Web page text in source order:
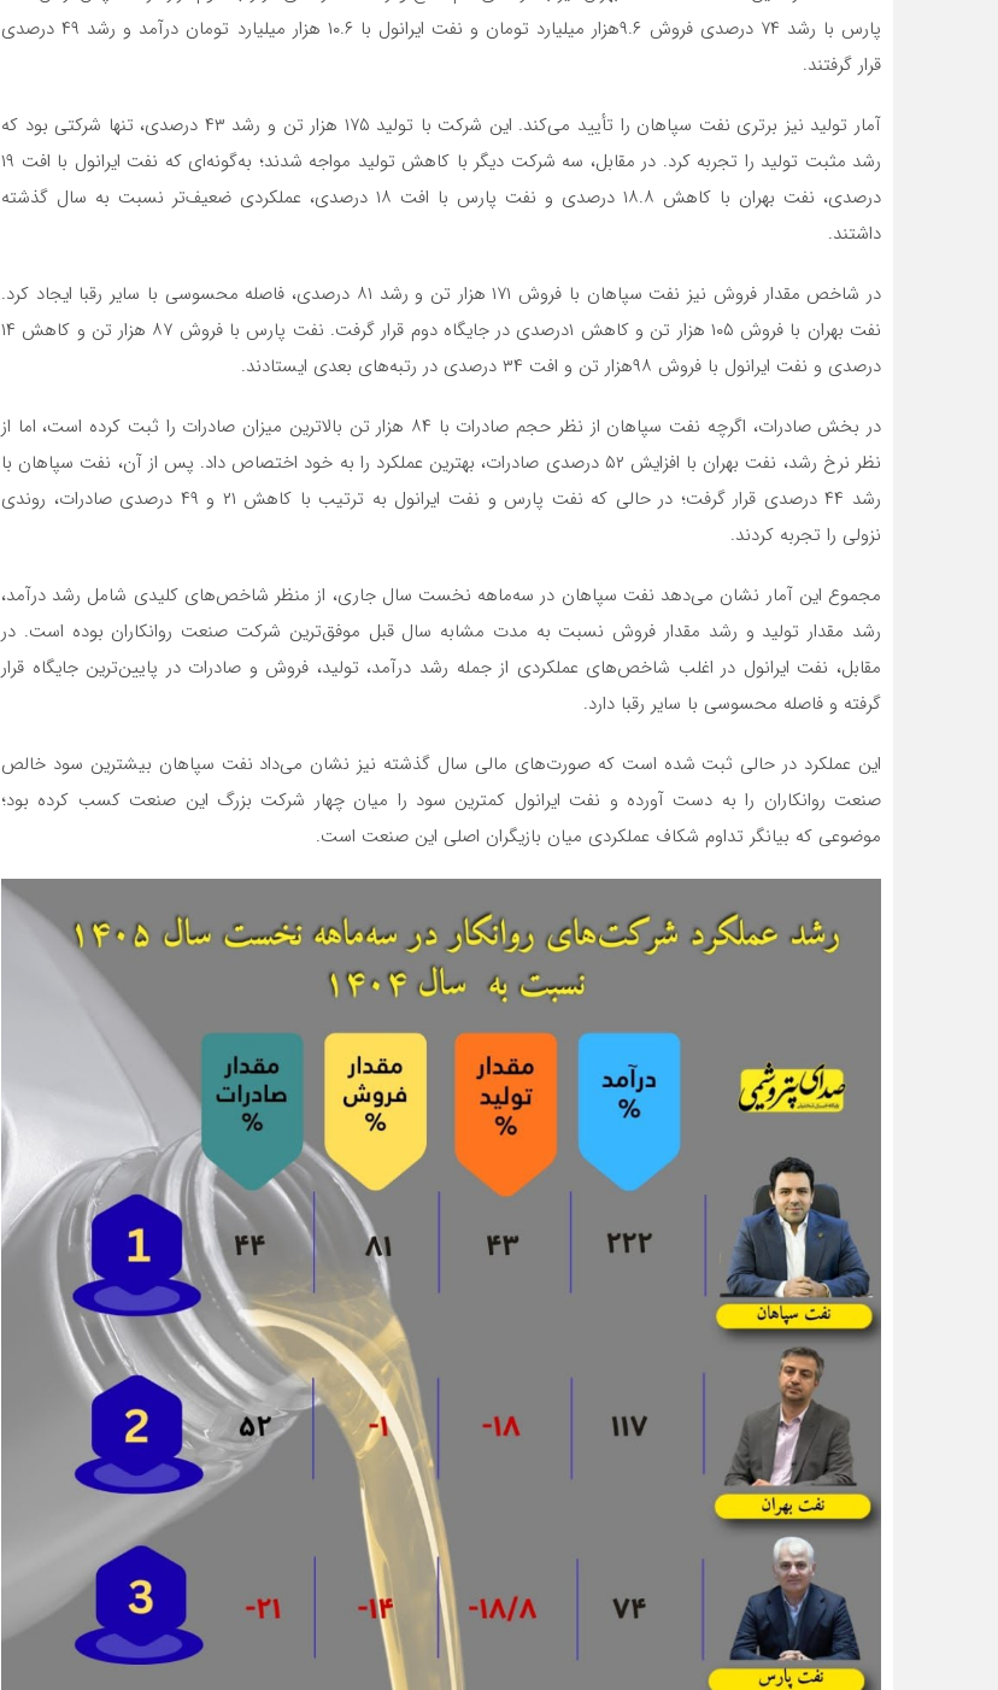
پارس با رشد ۷۴ درصدی فروش ۹.۶هزار میلیارد تومان و نفت ایرانول با ۱۰.۶ هزار میلیارد تومان درآمد و رشد ۴۹ درصدی
قرار گرفتند.
آمار تولید نیز برتری نفت سپاهان را تأیید می‌کند. این شرکت با تولید ۱۷۵ هزار تن و رشد ۴۳ درصدی، تنها شرکتی بود که
رشد مثبت تولید را تجربه کرد. در مقابل، سه شرکت دیگر با کاهش تولید مواجه شدند؛ به‌گونه‌ای که نفت ایرانول با افت ۱۹
درصدی، نفت بهران با کاهش ۱۸.۸ درصدی و نفت پارس با افت ۱۸ درصدی، عملکردی ضعیف‌تر نسبت به سال گذشته
داشتند.
در شاخص مقدار فروش نیز نفت سپاهان با فروش ۱۷۱ هزار تن و رشد ۸۱ درصدی، فاصله محسوسی با سایر رقبا ایجاد کرد.
نفت بهران با فروش ۱۰۵ هزار تن و کاهش ۱درصدی در جایگاه دوم قرار گرفت. نفت پارس با فروش ۸۷ هزار تن و کاهش ۱۴
درصدی و نفت ایرانول با فروش ۹۸هزار تن و افت ۳۴ درصدی در رتبه‌های بعدی ایستادند.
در بخش صادرات، اگرچه نفت سپاهان از نظر حجم صادرات با ۸۴ هزار تن بالاترین میزان صادرات را ثبت کرده است، اما از
نظر نرخ رشد، نفت بهران با افزایش ۵۲ درصدی صادرات، بهترین عملکرد را به خود اختصاص داد. پس از آن، نفت سپاهان با
رشد ۴۴ درصدی قرار گرفت؛ در حالی که نفت پارس و نفت ایرانول به ترتیب با کاهش ۲۱ و ۴۹ درصدی صادرات، روندی
نزولی را تجربه کردند.
مجموع این آمار نشان می‌دهد نفت سپاهان در سه‌ماهه نخست سال جاری، از منظر شاخص‌های کلیدی شامل رشد درآمد،
رشد مقدار تولید و رشد مقدار فروش نسبت به مدت مشابه سال قبل موفق‌ترین شرکت صنعت روانکاران بوده است. در
مقابل، نفت ایرانول در اغلب شاخص‌های عملکردی از جمله رشد درآمد، تولید، فروش و صادرات در پایین‌ترین جایگاه قرار
گرفته و فاصله محسوسی با سایر رقبا دارد.
این عملکرد در حالی ثبت شده است که صورت‌های مالی سال گذشته نیز نشان می‌داد نفت سپاهان بیشترین سود خالص
صنعت روانکاران را به دست آورده و نفت ایرانول کمترین سود را میان چهار شرکت بزرگ این صنعت کسب کرده بود؛
موضوعی که بیانگر تداوم شکاف عملکردی میان بازیگران اصلی این صنعت است.